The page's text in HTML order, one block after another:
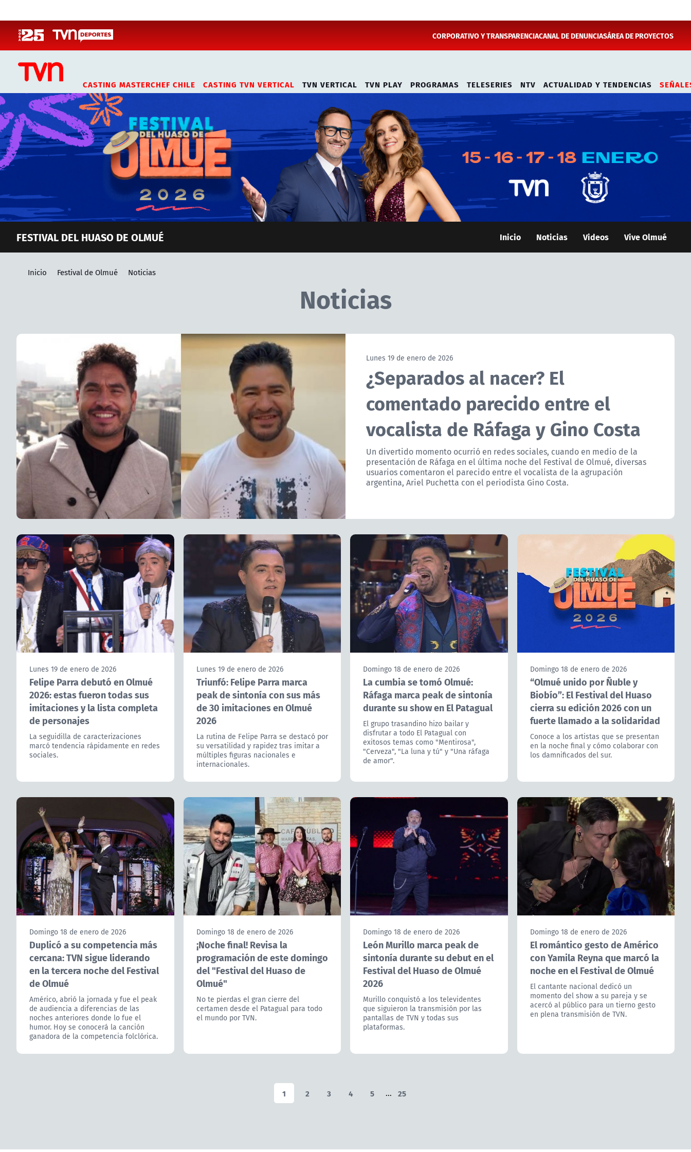
CORPORATIVO Y TRANSPARENCIACANAL DE DENUNCIASÁREA DE PROYECTOS
CASTING MASTERCHEF CHILE CASTING TVN VERTICAL TVN VERTICAL TVN PLAY PROGRAMAS TELESERIES NTV ACTUALIDAD Y TENDENCIAS
FESTIVAL DEL HUASO DE OLMUÉ Inicio Noticias Videos Vive Olmué
Inicio Festival de Olmué Noticias
Noticias
Artículos relacionados con Noticias
Lunes 19 de enero de 2026
¿Separados al nacer? El
comentado parecido entre el
vocalista de Ráfaga y Gino Costa
Un divertido momento ocurrió en redes sociales, cuando en medio de la
presentación de Ráfaga en el última noche del Festival de Olmué, diversas
usuarios comentaron el parecido entre el vocalista de la agrupación
argentina, Ariel Puchetta con el periodista Gino Costa.
Lunes 19 de enero de 2026
Felipe Parra debutó en Olmué
2026: estas fueron todas sus
imitaciones y la lista completa
de personajes
La seguidilla de caracterizaciones
marcó tendencia rápidamente en redes
sociales.
Lunes 19 de enero de 2026
Triunfó: Felipe Parra marca
peak de sintonía con sus más
de 30 imitaciones en Olmué
2026
La rutina de Felipe Parra se destacó por
su versatilidad y rapidez tras imitar a
múltiples figuras nacionales e
internacionales.
Domingo 18 de enero de 2026
La cumbia se tomó Olmué:
Ráfaga marca peak de sintonía
durante su show en El Patagual
El grupo trasandino hizo bailar y
disfrutar a todo El Patagual con
exitosos temas como "Mentirosa",
"Cerveza", "La luna y tú" y "Una ráfaga
de amor".
Domingo 18 de enero de 2026
“Olmué unido por Ñuble y
Biobío”: El Festival del Huaso
cierra su edición 2026 con un
fuerte llamado a la solidaridad
Conoce a los artistas que se presentan
en la noche final y cómo colaborar con
los damnificados del sur.
Domingo 18 de enero de 2026
Duplicó a su competencia más
cercana: TVN sigue liderando
en la tercera noche del Festival
de Olmué
Américo, abrió la jornada y fue el peak
de audiencia a diferencias de las
noches anteriores donde lo fue el
humor. Hoy se conocerá la canción
ganadora de la competencia folclórica.
Domingo 18 de enero de 2026
¡Noche final! Revisa la
programación de este domingo
del "Festival del Huaso de
Olmué"
No te pierdas el gran cierre del
certamen desde el Patagual para todo
el mundo por TVN.
Domingo 18 de enero de 2026
León Murillo marca peak de
sintonía durante su debut en el
Festival del Huaso de Olmué
2026
Murillo conquistó a los televidentes
que siguieron la transmisión por las
pantallas de TVN y todas sus
plataformas.
Domingo 18 de enero de 2026
El romántico gesto de Américo
con Yamila Reyna que marcó la
noche en el Festival de Olmué
El cantante nacional dedicó un
momento del show a su pareja y se
acercó al público para un tierno gesto
en plena transmisión de TVN.
1 2 3 4 5 ... 25